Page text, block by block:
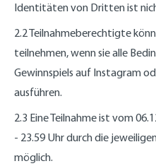
Identitäten von Dritten ist
2.2 Teilnahmeberechtigte
teilnehmen, wenn sie alle
Gewinnspiels auf Instagram
ausführen.
2.3 Eine Teilnahme ist vom
- 23.59 Uhr durch die
möglich.